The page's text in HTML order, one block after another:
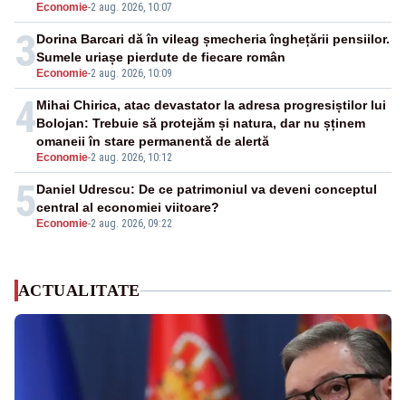
Economie-2 aug. 2026, 10:07
3 Economie-2 aug. 2026, 10:09
Dorina Barcari dă în vileag șmecheria înghețării pensiilor.
Sumele uriașe pierdute de fiecare român
4
Economie-2 aug. 2026, 10:12
Mihai Chirica, atac devastator la adresa progresiștilor lui
Bolojan: Trebuie să protejăm și natura, dar nu șținem
omaneii în stare permanentă de alertă
5 Economie-2 aug. 2026, 09:22
Daniel Udrescu: De ce patrimoniul va deveni conceptul
central al economiei viitoare?
ACTUALITATE